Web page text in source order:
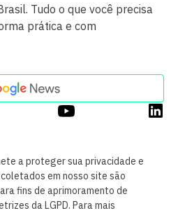
Tudo o que você precisa
prática e com
a proteger sua privacidade e
em nosso site são
fins de aprimoramento de
da LGPD. Para mais